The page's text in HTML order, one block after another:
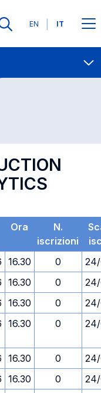
Lingue
EN IT
Contatti
Open
Ora
N.
iscrizioni
16.30 0
16.30 0
16.30 0
16.30 0
16.30 0
16.30 0